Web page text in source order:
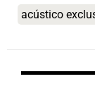
acústico